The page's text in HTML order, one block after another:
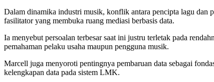
Dalam dinamika industri musik, konflik antara pencipta lagu dan
fasilitator yang membuka ruang mediasi berbasis data.
Ia menyebut persoalan terbesar saat ini justru terletak pada
pemahaman pelaku usaha maupun pengguna musik.
Marcell juga menyoroti pentingnya pembaruan data sebagai
kelengkapan data pada sistem LMK.